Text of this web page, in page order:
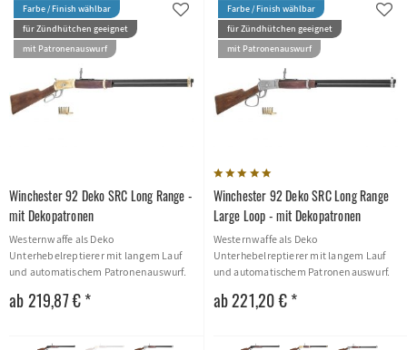
Farbe / Finish wählbar
für Zündhütchen geeignet
mit Patronenauswurf
Winchester 92 Deko SRC Long Range -
mit Dekopatronen
Westernwaffe als Deko
Unterhebelreptierer mit langem Lauf
und automatischem Patronenauswurf.
ab 219,87 € *
Farbe / Finish wählbar
für Zündhütchen geeignet
mit Patronenauswurf
Winchester 92 Deko SRC Long Range
Large Loop - mit Dekopatronen
Westernwaffe als Deko
Unterhebelreptierer mit langem Lauf
und automatischem Patronenauswurf.
ab 221,20 € *